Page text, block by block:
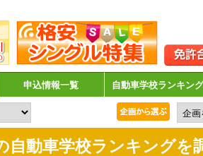
申込情報一覧 自動車学校ランキング
自動車学校ランキングを